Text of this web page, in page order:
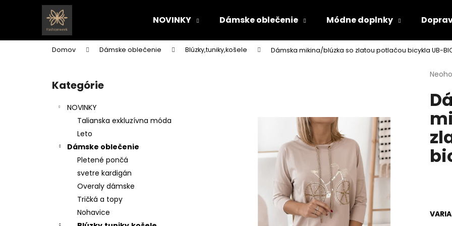
NOVINKY Dámske oblečenie Módne doplnky
Domov Dámske oblečenie Blúzky,tuniky,košele Dámska mikina/blúzka so zlatou potlačou bicykla UB-
Preskočiť
kategórie
Kategórie
NOVINKY
Talianska exkluzívna móda
Leto
Dámske oblečenie
Pletené pončá
svetre kardigán
Overaly dámske
Tričká a topy
Nohavice
je
5
í
Späť
do
obchodu
Späť
do
obchodu
Čo potrebujete nájsť?
Odporúčame